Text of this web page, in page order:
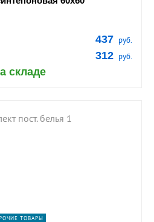
437 руб.
312 руб.
складе
В КОРЗИНУ
ТОВАРЫ